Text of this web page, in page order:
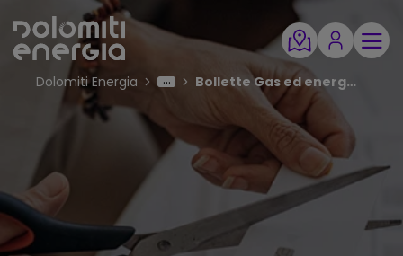
Dolomiti Energia Bollette Gas ed energia scontate per le imprese colpite dal Covid